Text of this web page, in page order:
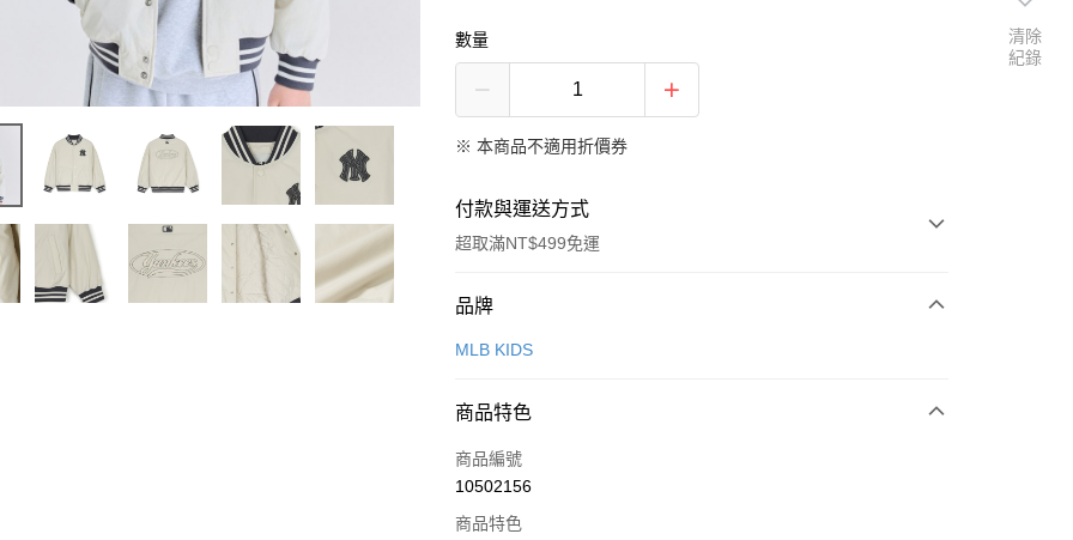
數量
※ 本商品不適用折價券
付款與運送方式
超取滿NT$499免運
付款方式
信用卡一次付款
Apple Pay
街口支付
品牌
MLB KIDS
商品特色
商品編號
10502156
商品特色
清除
紀錄